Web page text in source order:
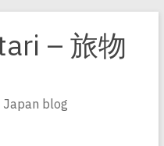
– 旅物
blog